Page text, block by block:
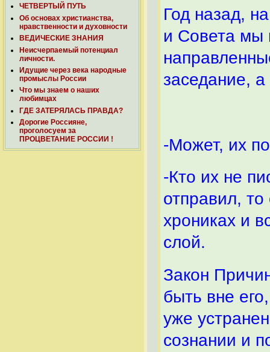
ЧЕТВЕРТЫЙ ПУТЬ
Об основах христианства,
нравственности и духовности
ВЕДИЧЕСКИЕ ЗНАНИЯ
Неисчерпаемый потенциал
личности.
Идущие через века народные
промыслы России
Что мы знаем о наших
любимцах
ГДЕ ЗАТЕРЯЛАСЬ ПРАВДА?
Дорогие Россияне,
проголосуем за
ПРОЦВЕТАНИЕ РОССИИ !
Год назад,
и Совета мы
заседание,
-Может, их
-Кто их не
отправил,
хрониках и
слой.
Закон
быть вне
уже
сознании и